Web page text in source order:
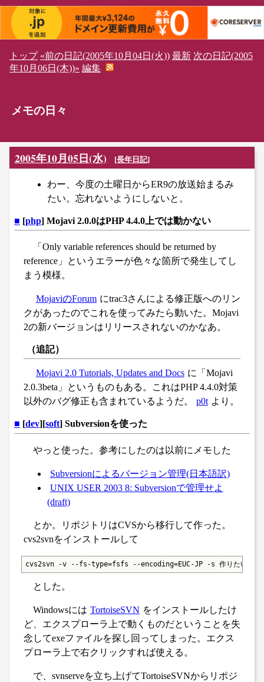
トップ «前の日記(2005年10月04日(火)) 最新 次の日記(2005
年10月06日(木))» 編集
メモの日々
2005年10月05日(水) [長年日記]
わー、今度の土曜日からER9の放送始まるみ
たい。忘れないようにしないと。
■ [php] Mojavi 2.0.0はPHP 4.4.0上では動かない
「Only variable references should be returned by
reference」というエラーが色々な箇所で発生してし
まう模様。
MojaviのForum にtrac3さんによる修正版へのリン
クがあったのでこれを使ってみたら動いた。Mojavi
2の新バージョンはリリースされないのかなあ。
（追記）
Mojavi 2.0 Tutorials, Updates and Docs に「Mojavi
2.0.3beta」というものもある。これはPHP 4.4.0対策
以外のバグ修正も含まれているようだ。
p0t より。
■ [dev][soft] Subversionを使った
やっと使った。参考にしたのは以前にメモした
Subversionによるバージョン管理(日本語訳)
UNIX USER 2003 8: Subversionで管理せよ
(draft)
とか。リポジトリはCVSから移行して作った。
cvs2svnをインストールして
cvs2svn -v --fs-type=fsfs --encoding=EUC-JP -s 作りたいリポジ
とした。
Windowsには TortoiseSVN をインストールしたけ
ど、エクスプローラ上で動くものだということを失
念してexeファイルを探し回ってしまった。エクス
プローラ上で右クリックすれば使える。
で、svnserveを立ち上げてTortoiseSVNからリポジ